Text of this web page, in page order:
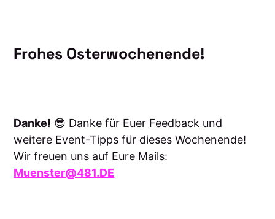
Frohes Osterwochenende!
Danke! 😎 Danke für Euer Feedback und
weitere Event-Tipps für dieses Wochenende!
Wir freuen uns auf Eure Mails:
Muenster@481.DE